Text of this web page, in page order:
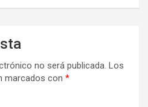
no será publicada. Los
marcados con *